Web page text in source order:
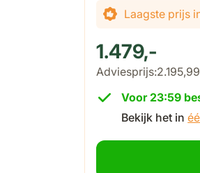
De prijs is
Laagste prijs
1.479,-
Adviesprijs:2.195,99
Voor 23:59
Bekijk het in